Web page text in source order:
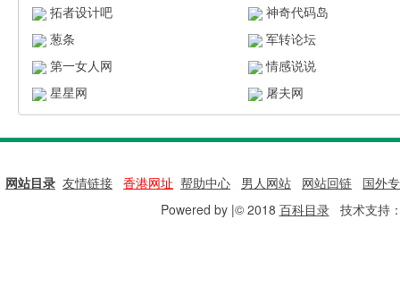
拓者设计吧
神奇代码岛
葱条
军转论坛
第一女人网
情感说说
星星网
屠夫网
网站目录 友情链接 香港网址 帮助中心 男人网站 网站回链
国外
Powered by |© 2018 百科目录技术支持